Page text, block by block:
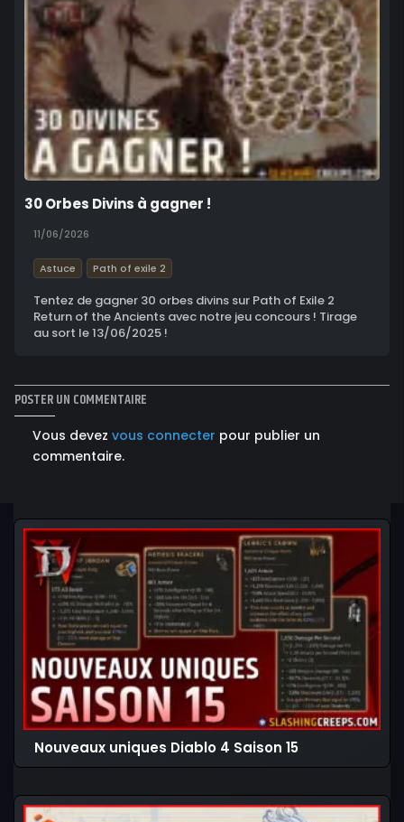
30 Orbes Divins à gagner !
11/06/2026
Astuce Path of exile 2
Tentez de gagner 30 orbes divins sur Path of Exile 2
Return of the Ancients avec notre jeu concours ! Tirage
au sort le 13/06/2025 !
POSTER UN COMMENTAIRE
Vous devez vous connecter pour publier un
commentaire.
Nouveaux uniques Diablo 4 Saison 15